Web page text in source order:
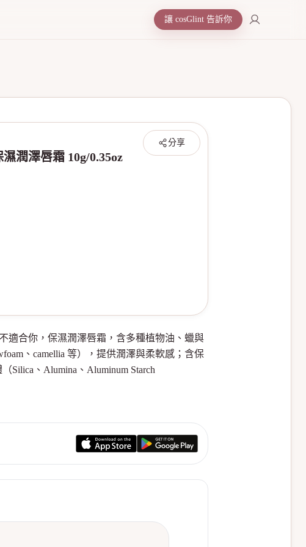
讓 cosGlint 告訴你
分享
潤澤唇霜 10g/0.35oz
適合你，保濕潤澤唇霜，含多種植物油、蠟與
、camellia 等），提供潤澤與柔軟感；含保
Silica、Alumina、Aluminum Starch